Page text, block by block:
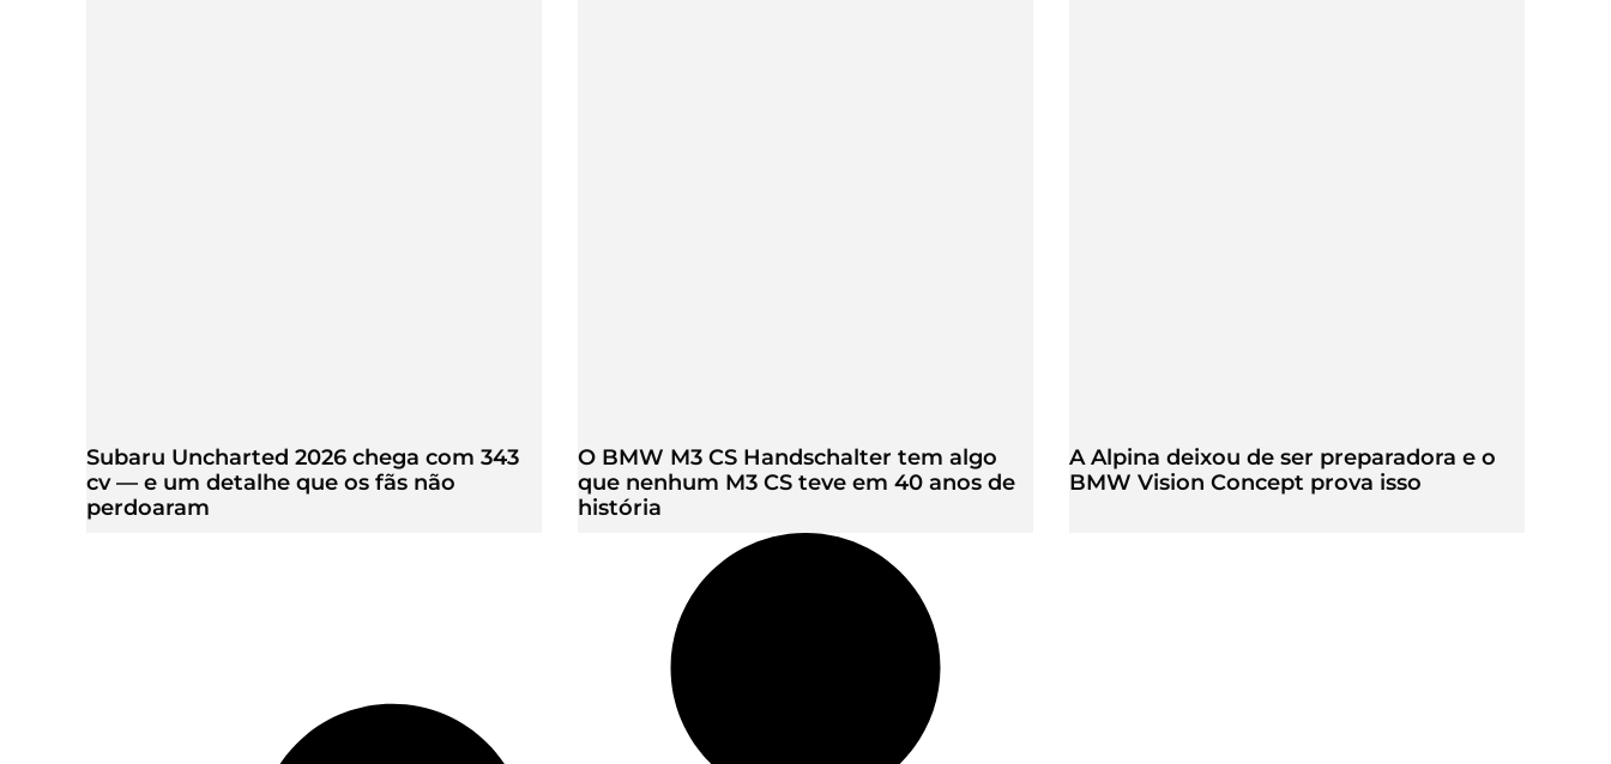
Subaru Uncharted 2026 chega com 343
cv — e um detalhe que os fãs não
perdoaram
O BMW M3 CS Handschalter tem algo
que nenhum M3 CS teve em 40 anos de
história
A Alpina deixou de ser preparadora e o
BMW Vision Concept prova isso